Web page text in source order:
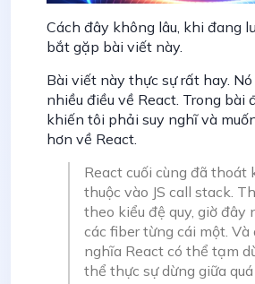
Cách đây không lâu, khi đang
bắt gặp bài viết này.
Bài viết này thực sự rất hay.
nhiều điều về React. Trong bài
khiến tôi phải suy nghĩ và
hơn về React.
React cuối cùng đã thoát
thuộc vào JS call stack.
theo kiểu đệ quy, giờ đây
các fiber từng cái một. Và
nghĩa React có thể tạm
thể thực sự dừng giữa